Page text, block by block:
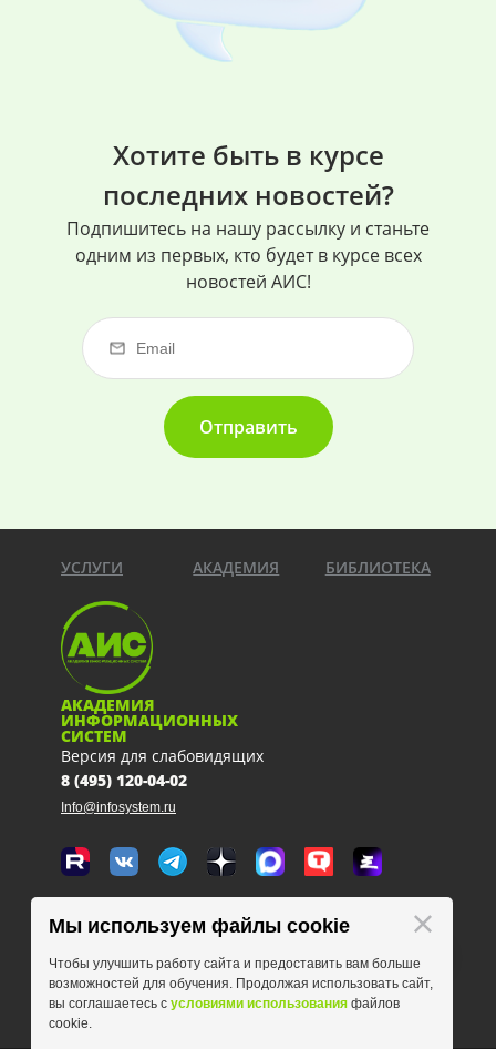
Хотите быть в курсе
последних новостей?
Подпишитесь на нашу рассылку и станьте
одним из первых, кто будет в курсе всех
новостей АИС!
Отправить
УСЛУГИ АКАДЕМИЯ БИБЛИОТЕКА
АКАДЕМИЯ
ИНФОРМАЦИОННЫХ
СИСТЕМ
Версия для слабовидящих
8 (495) 120-04-02
Info@infosystem.ru
Москва, 111123, ул. Плеханова, 4а
схема проезда
Мы используем файлы cookie
Чтобы улучшить работу сайта и предоставить вам больше
возможностей для обучения. Продолжая использовать сайт,
вы соглашаетесь с условиями использования файлов
cookie.